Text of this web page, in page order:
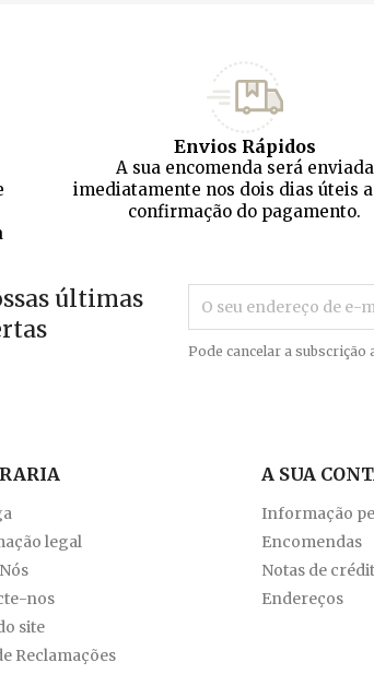
Envios Rápidos
A sua encomenda será enviada
imediatamente nos dois dias úteis
confirmação do pagamento.
últimas
Pode cancelar a subscrição
legal
nos
site
Reclamações
A SUA
Informação
Encomendas
Notas de
Endereços